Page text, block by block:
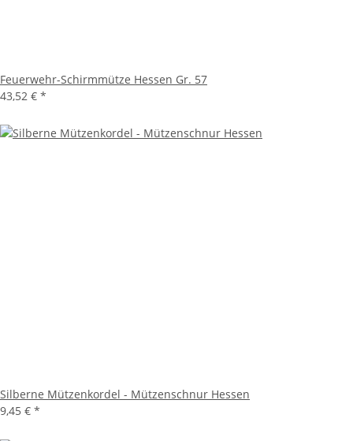
Feuerwehr-Schirmmütze Hessen Gr. 57
43,52 € *
Silberne Mützenkordel - Mützenschnur Hessen
9,45 € *